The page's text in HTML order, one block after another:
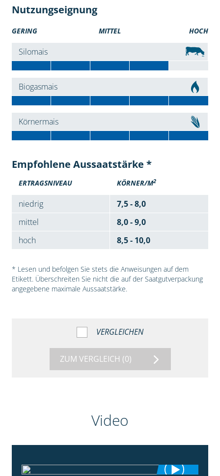
Nutzungseignung
GERING MITTEL HOCH
Silomais
Biogasmais
Körnermais
Empfohlene Aussaatstärke *
ERTRAGSNIVEAU KÖRNER/M2
niedrig
7,5 - 8,0
mittel
8,0 - 9,0
hoch
8,5 - 10,0
* Lesen und befolgen Sie stets die Anweisungen auf dem
Etikett. Überschreiten Sie nicht die auf der Saatgutverpackung
angegebene maximale Aussaatstärke.
VERGLEICHEN
ZUM VERGLEICH (0)
Video